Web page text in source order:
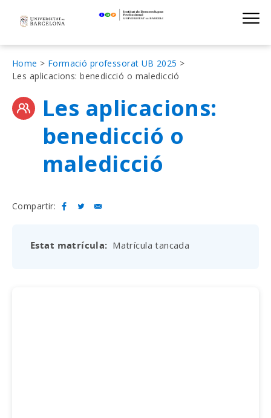
navigation
Institut de
Fil
d'Ariadna
Home
Formació professorat UB 2025
Les aplicacions: benedicció o maledicció
Les aplicacions:
benedicció o
maledicció
Compartir:
Estat matrícula Matrícula tancada